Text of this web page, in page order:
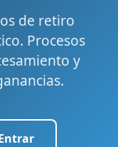
de retiro
Procesos
y